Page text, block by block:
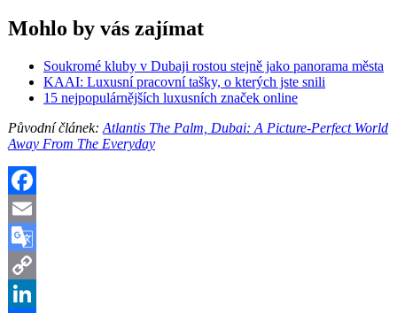
Mohlo by vás zajímat
Soukromé kluby v Dubaji rostou stejně jako panorama města
KAAI: Luxusní pracovní tašky, o kterých jste snili
15 nejpopulárnějších luxusních značek online
Původní článek: Atlantis The Palm, Dubai: A Picture-Perfect World
Away From The Everyday
Facebook
Email
Google
Translate
Copy